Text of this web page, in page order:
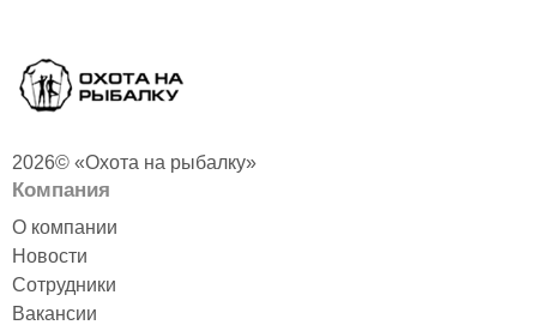
2026© «Охота на рыбалку»
Компания
О компании
Новости
Сотрудники
Вакансии